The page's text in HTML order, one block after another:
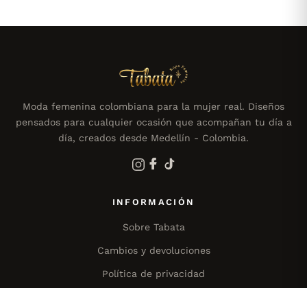
Moda femenina colombiana para la mujer real. Diseños
pensados para cualquier ocasión que acompañan tu día a
día, creados desde Medellín - Colombia.
INFORMACIÓN
Sobre Tabata
Cambios y devoluciones
Política de privacidad